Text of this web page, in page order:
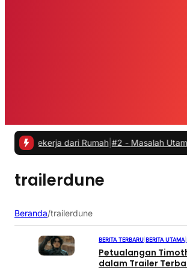
dari Rumah|#2 -Masalah Utama
trailerdune
Beranda/trailerdune
BERITA TERBARU BERITA UTAMA
Petualangan
dalam Trailer